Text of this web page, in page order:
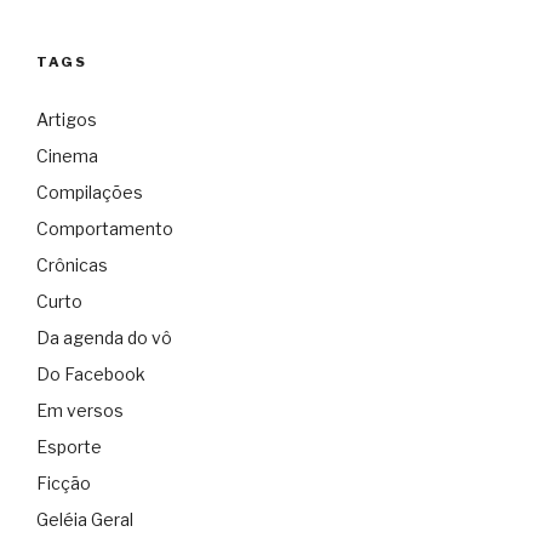
TAGS
Artigos
Cinema
Compilações
Comportamento
Crônicas
Curto
Da agenda do vô
Do Facebook
Em versos
Esporte
Ficção
Geléia Geral